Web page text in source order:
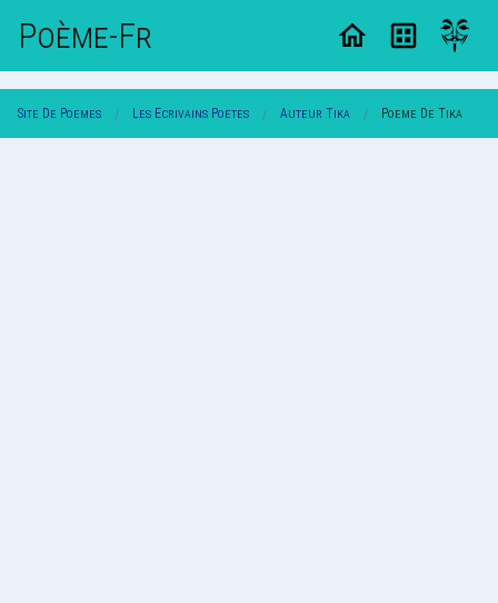
Poème-Fr
Site De Poemes Les Ecrivains Poetes Auteur Tika Poeme De Tika